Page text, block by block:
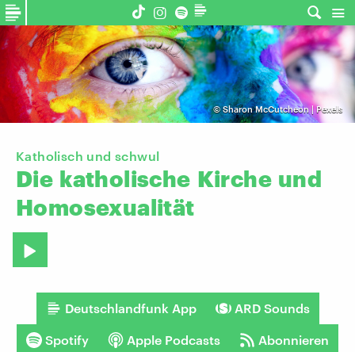
©Sharon McCutcheon | Pexels
Katholisch und schwul
Die katholische Kirche und
Homosexualität
Deutschlandfunk App ARD Sounds
Spotify Apple Podcasts Abonnieren